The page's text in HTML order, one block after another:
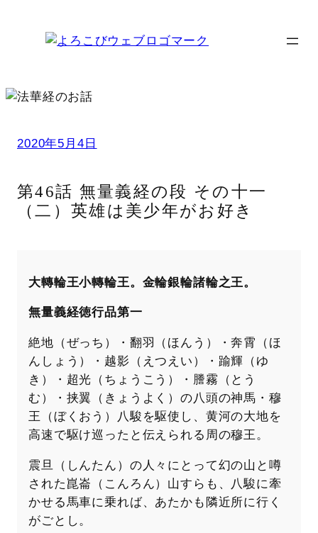
キ
2020年5月4日
第46話 無量義経の段 その十一
（二）英雄は美少年がお好き
大轉輪王小轉輪王。金輪銀輪諸輪之王。
無量義経徳行品第一
絶地（ぜっち）・翻羽（ほんう）・奔霄（ほ
んしょう）・越影（えつえい）・踰輝（ゆ
き）・超光（ちょうこう）・謄霧（とう
む）・挟翼（きょうよく）の八頭の神馬・穆
王（ぼくおう）八駿を駆使し、黄河の大地を
高速で駆け巡ったと伝えられる周の穆王。
震旦（しんたん）の人々にとって幻の山と噂
された崑崙（こんろん）山すらも、八駿に牽
かせる馬車に乗れば、あたかも隣近所に行く
がごとし。